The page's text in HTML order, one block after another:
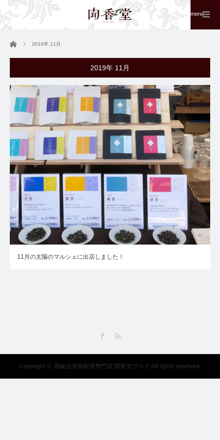
menu
ホーム 2019年 11月
2019年 11月
11月の太陽のマルシェに出店しました！
Copyright © 高級台湾烏龍茶専門店 聞香堂ブログ All rights reserved.